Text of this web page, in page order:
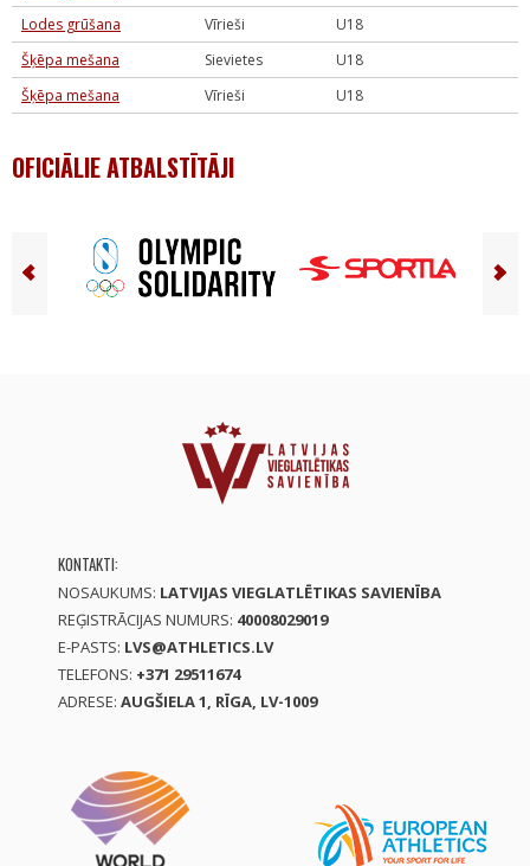
Lodes grūšana
Vīrieši
U18
Šķēpa mešana
Sievietes
U18
Šķēpa mešana
Vīrieši U18
OFICIĀLIE ATBALSTĪTĀJI
KONTAKTI:
NOSAUKUMS: LATVIJAS VIEGLATLĒTIKAS SAVIENĪBA
REĢISTRĀCIJAS NUMURS: 40008029019
E-PASTS: LVS@ATHLETICS.LV
TELEFONS: +371 29511674
ADRESE: AUGŠIELA 1, RĪGA, LV-1009